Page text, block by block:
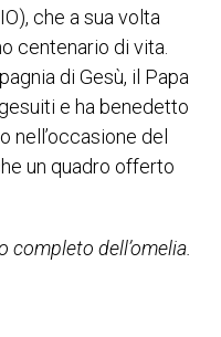
che a sua volta
centenario di vita.
di Gesù, il Papa
e ha benedetto
nell’occasione del
un quadro offerto
completo dell’omelia.